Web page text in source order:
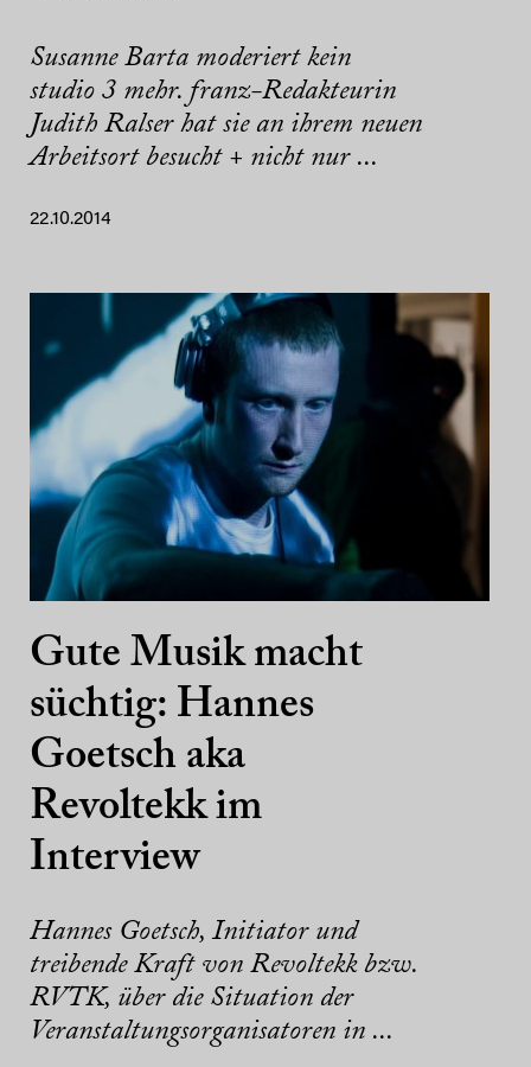
Susanne Barta moderiert kein
studio 3 mehr. franz-Redakteurin
Judith Ralser hat sie an ihrem neuen
Arbeitsort besucht + nicht nur ...
22.10.2014
Gute Musik macht
süchtig: Hannes
Goetsch aka
Revoltekk im
Interview
Hannes Goetsch, Initiator und
treibende Kraft von Revoltekk bzw.
RVTK, über die Situation der
Veranstaltungsorganisatoren in ...